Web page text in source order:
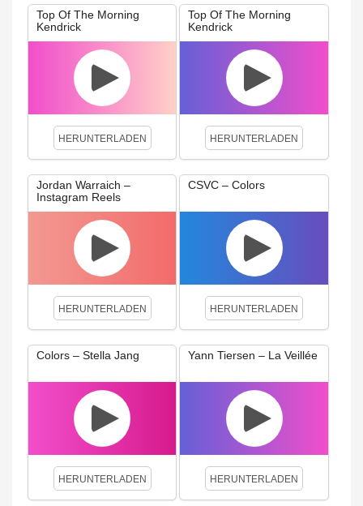
Top Of The Morning
Kendrick
HERUNTERLADEN
Top Of The Morning
Kendrick
HERUNTERLADEN
Jordan Warraich –
Instagram Reels
HERUNTERLADEN
CSVC – Colors
HERUNTERLADEN
Colors – Stella Jang
HERUNTERLADEN
Yann Tiersen – La Veillée
HERUNTERLADEN